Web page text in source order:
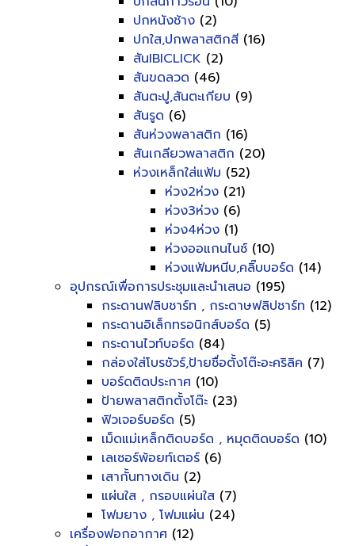
ปกหนังช้าง (2)
ปกใส,ปกพลาสติกสี (16)
สันIBICLICK (2)
สันขดลวด (46)
สันตะปู,สันตะเกียบ (9)
สันรูด (6)
สันห่วงพลาสติก (16)
สันเกลียวพลาสติก (20)
ห่วงเหล็กใส่แฟ้ม (52)
ห่วง2ห่วง (21)
ห่วง3ห่วง (6)
ห่วง4ห่วง (1)
ห่วงออแกนไนซ์ (10)
ห่วงแฟ้มหนีบ,คลิ๊บบอร์ด (14)
อุปกรณ์เพื่อการประชุมและนำเสนอ (195)
กระดานฟลิบชาร์ท , กระดาษฟลิปชาร์ท (12)
กระดานอิเล็กทรอนิกส์บอร์ด (5)
กระดานไวท์บอร์ด (84)
กล่องใส่โบรชัวร์,ป้ายชื่อตั้งโต๊ะอะคริลิค (7)
บอร์ดติดประกาศ (10)
ป้ายพลาสติกตั้งโต๊ะ (23)
ฟิวเจอร์บอร์ด (5)
เม็ดแม่เหล็กติดบอร์ด , หมุดติดบอร์ด (10)
เลเซอร์พ้อยท์เตอร์ (6)
เสากั้นทางเดิน (2)
แผ่นใส , กรอบแผ่นใส (7)
โฟมยาง , โฟมแผ่น (24)
เครื่องฟอกอากาศ (12)